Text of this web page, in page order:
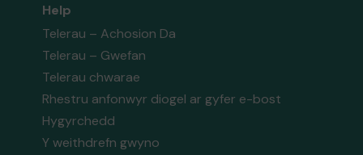
Help
Telerau – Achosion Da
Telerau – Gwefan
Telerau chwarae
Rhestru anfonwyr diogel ar gyfer e-bost
Hygyrchedd
Y weithdrefn gwyno